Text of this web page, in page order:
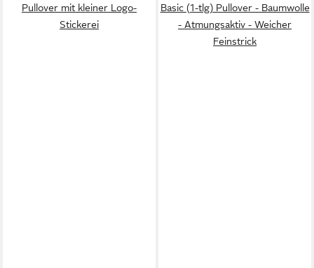
Pullover mit kleiner Logo-
Stickerei
Basic (1-tlg) Pullover - Baumwolle
- Atmungsaktiv - Weicher
Feinstrick